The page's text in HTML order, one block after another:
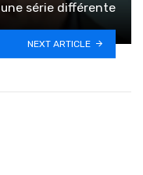
une série différente
NEXT ARTICLE